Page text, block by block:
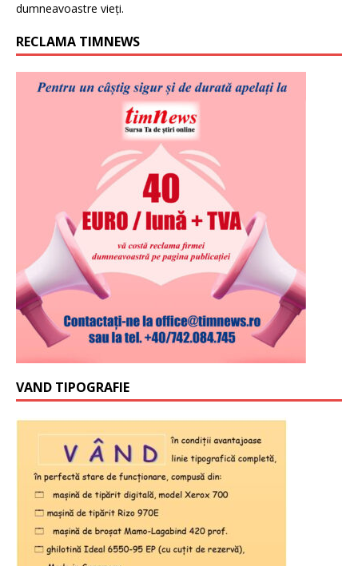
dumneavoastre vieți.
RECLAMA TIMNEWS
VAND TIPOGRAFIE